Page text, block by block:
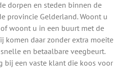
dorpen en steden binnen de
provincie Gelderland. Woont u
woont u in een buurt met de
komen daar zonder extra moeite
en betaalbare veegbeurt.
bij een vaste klant die koos voor